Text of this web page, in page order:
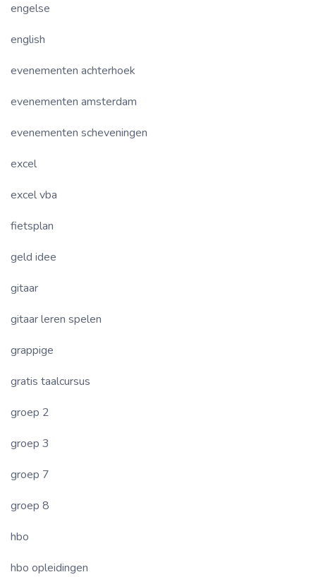
engelse
english
evenementen achterhoek
evenementen amsterdam
evenementen scheveningen
excel
excel vba
fietsplan
geld idee
gitaar
gitaar leren spelen
grappige
gratis taalcursus
groep 2
groep 3
groep 7
groep 8
hbo
hbo opleidingen